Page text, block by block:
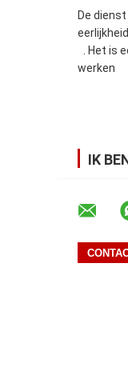
De
. Het is
werken
IK